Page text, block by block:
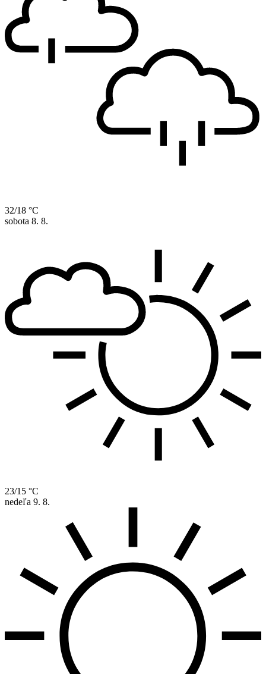
32/18 °C
sobota 8. 8.
23/15 °C
nedeľa 9. 8.